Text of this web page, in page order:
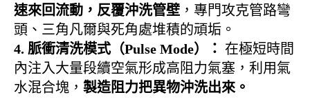
速來回流動，反覆沖洗管壁 ，專門攻克管路彎
頭、三角凡爾與死角處堆積的頑垢。
4. 脈衝清洗模式（Pulse Mode）： 在極短時間
內注入大量段續空氣形成高阻力氣塞，利用氣
水混合塊， 製造阻力把異物沖洗出來。